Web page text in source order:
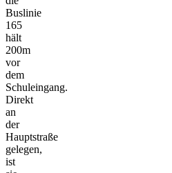
Buslinie
165
hält
200m
vor
dem
Schuleingang.
Direkt
an
der
Hauptstraße
gelegen,
ist